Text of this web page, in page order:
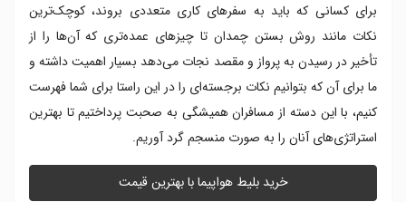
برای کسانی که باید به سفرهای کاری متعددی بروند، کوچک‌ترین
نکات مانند روش بستن چمدان تا چیزهای عمده‌تری که آن‌ها را از
تأخیر در رسیدن به پرواز و مقصد نجات می‌دهد بسیار اهمیت داشته و
ما برای آن که بتوانیم نکات برجسته‌ای را در این راستا برای شما فهرست
کنیم، با این دسته از مسافران همیشگی به صحبت پرداختیم تا بهترین
استراتژی‌های آنان را به صورت منسجم گرد آوریم.
خرید بلیط هواپیما با بهترین قیمت